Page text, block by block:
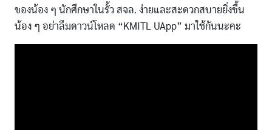
ของน้อง ๆ นักศึกษาในรั้ว สจล. ง่ายและสะดวกสบายยิ่งขึ้น
น้อง ๆ อย่าลืมดาวน์โหลด “KMITL UApp” มาใช้กันนะคะ